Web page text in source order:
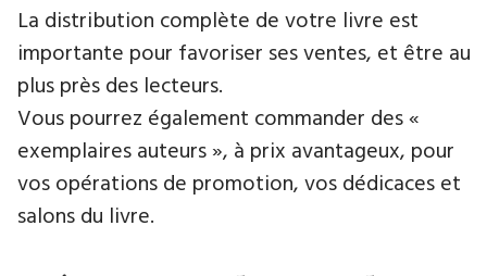
La distribution complète de votre livre est
importante pour favoriser ses ventes, et être au
plus près des lecteurs.
Vous pourrez également commander des «
exemplaires auteurs », à prix avantageux, pour
vos opérations de promotion, vos dédicaces et
salons du livre.